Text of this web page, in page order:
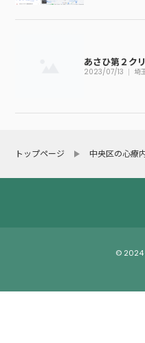
あさひ第２ク
2023/07/13 埼
トップページ 中央区の心療
© 2024